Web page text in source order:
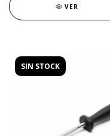
VER
SIN STOCK